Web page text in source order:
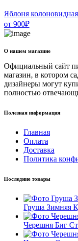
Яблоня
от 900₽
О нашем магазине
Официальный сайт
магазин, в котором
дизайнеры могут
полностью
Полезная информация
Главная
Оплата
Доставка
Политика
Последние товары
Груша Зимняя
Черешня Биг